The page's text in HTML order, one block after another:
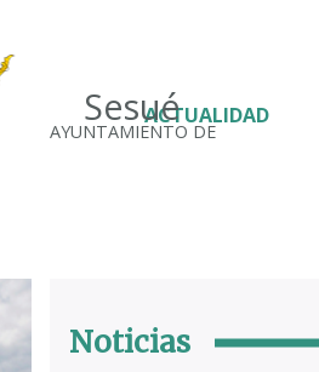
Sesué
AYUNTAMIENTO DE
ACTUALIDAD
Noticias